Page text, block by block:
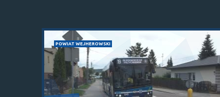
POWIAT WEJHEROWSKI